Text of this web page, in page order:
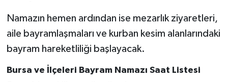
Namazın hemen ardından ise mezarlık ziyaretleri,
aile bayramlaşmaları ve kurban kesim alanlarındaki
bayram hareketliliği başlayacak.
Bursa ve İlçeleri Bayram Namazı Saat Listesi